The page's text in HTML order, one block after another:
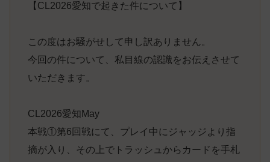
【CL2026愛知で起きた件について】
この度はお騒がせして申し訳ありません。
今回の件について、私目線の認識をお伝えさせて
いただきます。
CL2026愛知May
本戦①第6回戦にて、プレイ中にジャッジより指
摘が入り、その上でトラッシュからカードを手札